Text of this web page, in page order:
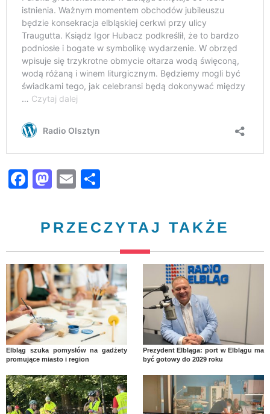
Facebook
Mastodon
Email
PRZECZYTAJ TAKŻE
Elbląg szuka pomysłów na gadżety
promujące miasto i region
Prezydent Elbląga: port w Elblągu ma
być gotowy do 2029 roku